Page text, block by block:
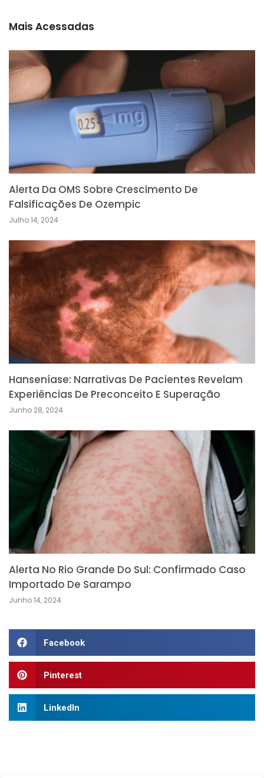
Mais Acessadas
Alerta Da OMS Sobre Crescimento De
Falsificações De Ozempic
Julho 14, 2024
Hanseníase: Narrativas De Pacientes Revelam
Experiências De Preconceito E Superação
Junho 28, 2024
Alerta No Rio Grande Do Sul: Confirmado Caso
Importado De Sarampo
Junho 14, 2024
Facebook
Pinterest
LinkedIn